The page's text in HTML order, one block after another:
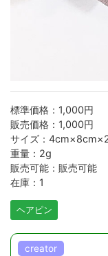
標準価格：1,000円
販売価格：1,000円
サイズ：
重量：2g
販売可能：販売可能
在庫：1
ヘアピン
creator